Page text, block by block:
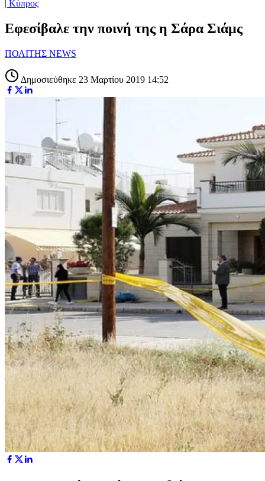
| Κύπρος
Εφεσίβαλε την ποινή της η Σάρα Σιάμς
ΠΟΛΙΤΗΣ NEWS
Δημοσιεύθηκε 23 Μαρτίου 2019 14:52